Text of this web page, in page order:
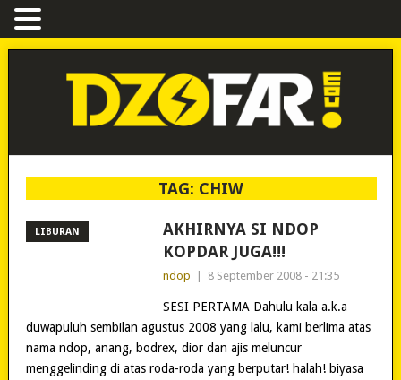
TAG: CHIW
LIBURAN
AKHIRNYA SI NDOP
KOPDAR JUGA!!!
ndop 8 September 2008 - 21:35
SESI PERTAMA Dahulu kala a.k.a
duwapuluh sembilan agustus 2008 yang lalu, kami berlima atas
nama ndop, anang, bodrex, dior dan ajis meluncur
menggelinding di atas roda-roda yang berputar! halah! biyasa